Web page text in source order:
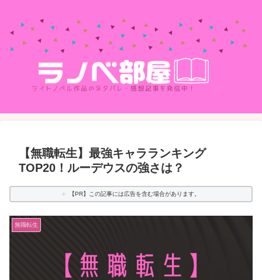
【無職転生】最強キャラランキング
TOP20！ルーデウスの強さは？
【PR】この記事には広告を含む場合があります。
無職転生